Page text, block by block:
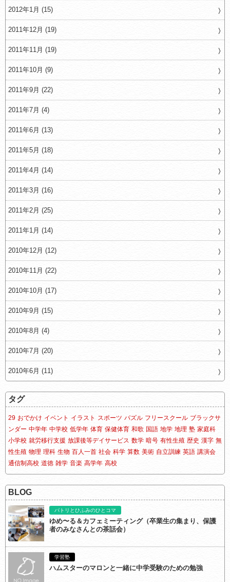
2012年1月 (15)
2011年12月 (19)
2011年11月 (19)
2011年10月 (9)
2011年9月 (22)
2011年7月 (4)
2011年6月 (13)
2011年5月 (18)
2011年4月 (14)
2011年3月 (16)
2011年2月 (25)
2011年1月 (14)
2010年12月 (12)
2010年11月 (22)
2010年10月 (17)
2010年9月 (15)
2010年8月 (4)
2010年7月 (20)
2010年6月 (11)
タグ
29 おでかけ イベント イラスト スポーツ パズル フリースクール ブラックサ
ンダー 中学年 中学校 低学年 体育 保健体育 和歌 国語 地学 地理 塾 家庭科
小学校 就労移行支援 放課後等デイサービス 数学 暗号 有性生殖 歴史 漢字 無
性生殖 物理 理科 生物 百人一首 社会 科学 算数 美術 自立訓練 英語 講演会
通信制高校 道徳 雑学 音楽 高学年 高校
BLOG
パトリとひふみのひとコマ
ゆめ〜る＆カフェミーティング（卒業生の集まり、保護
者のみなさんとの茶話会）
学習塾
ハムスターのマロンと一緒に中学受験のための勉強